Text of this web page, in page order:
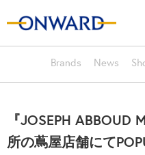
Brands
News
『JOSEPH
所の蔦屋店舗にて